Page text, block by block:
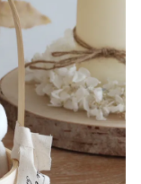
更になる場合がござ
とすぐ製作に入りま
合があります。